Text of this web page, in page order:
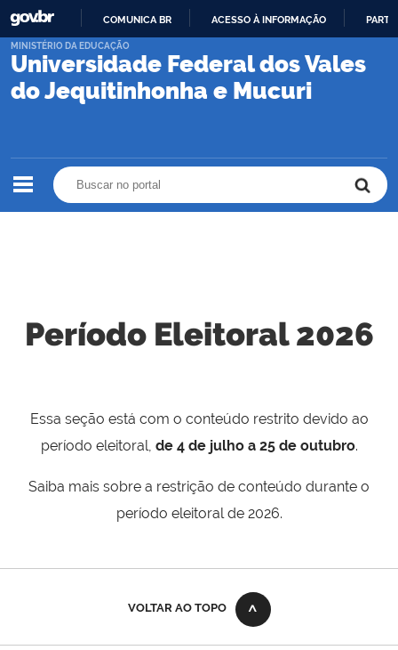
PARA
CONTEÚDO
COMUNICA BR ACESSO À INFORMAÇÃO
Universidade Federal dos Vales
do Jequitinhonha e Mucuri
MINISTÉRIO DA EDUCAÇÃO
Período Eleitoral 2026
Essa seção está com o conteúdo restrito devido ao
período eleitoral, de 4 de julho a 25 de outubro.
Saiba mais sobre a restrição de conteúdo durante o
período eleitoral de 2026.
VOLTAR AO TOPO